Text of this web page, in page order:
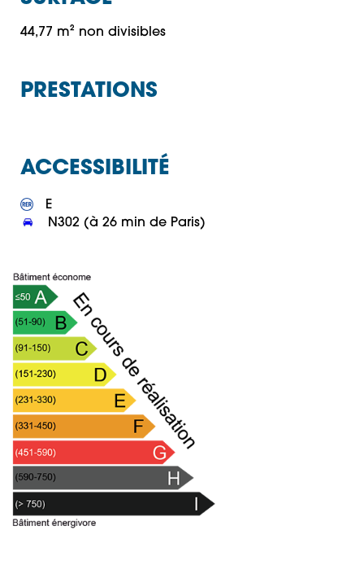
44,77 m² non divisibles
PRESTATIONS
ACCESSIBILITÉ
N302 (à 26 min de Paris)